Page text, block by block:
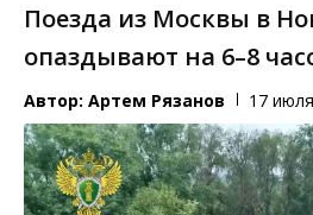
Поезда из Москвы в
опаздывают на 6–8
Автор: Артем Рязанов 17